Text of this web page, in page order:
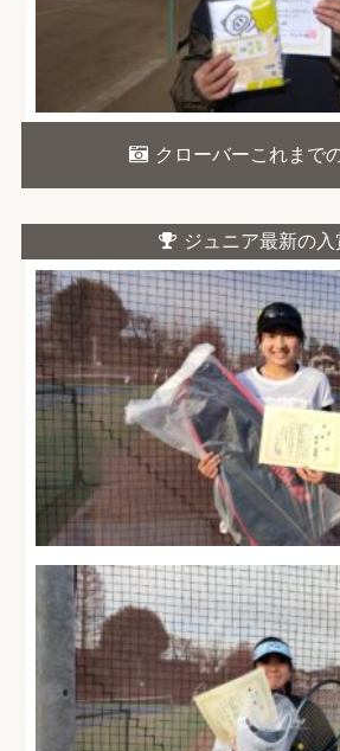
クローバーこれまで
ジュニア最新の入